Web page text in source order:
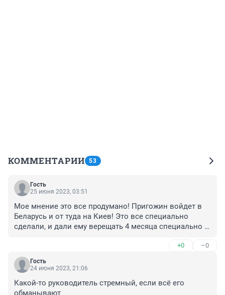
КОММЕНТАРИИ 53
Гость
25 июня 2023, 03:51
Мое мнение это все продумано! Пригожин войдет в
Беларусь и от туда на Киев! Это все специально
сделали, и дали ему верещать 4 месяца специально в
Победителей не судят.Очень надеюсь на это.Время
покажет!С Белоруси прямой выход на Киев 600 км.
+0 –0
Гость
24 июня 2023, 21:06
Какой-то руководитель стремный, если всё его
обманывают